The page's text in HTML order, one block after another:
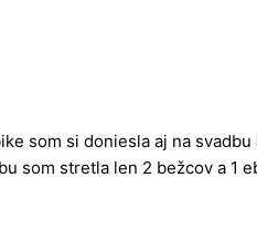
som si doniesla aj na
som stretla len 2 bežcov a 1